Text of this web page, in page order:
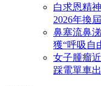
白求恩精
2026年換
鼻塞流鼻
獲“呼吸自
女子腫瘤
踩電單車